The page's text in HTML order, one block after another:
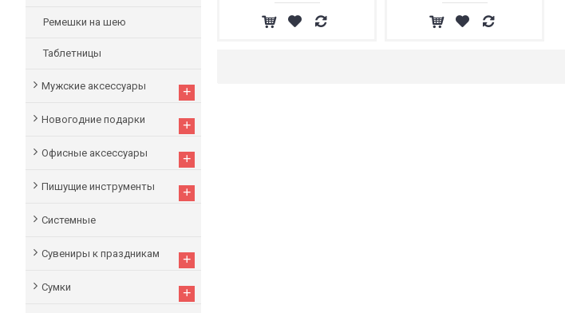
Ремешки на шею
Таблетницы
Мужские аксессуары +
Новогодние подарки +
Офисные аксессуары +
Пишущие инструменты +
Системные
Сувениры к праздникам +
Сумки +